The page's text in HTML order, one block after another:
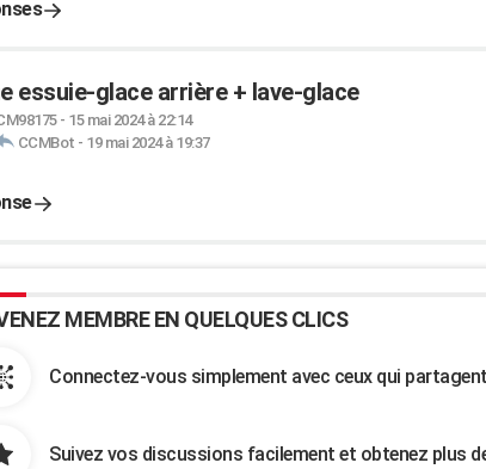
essuie-glace arrière + lave-glace
- 15 mai 2024 à 22:14
CCMBot - 19 mai 2024 à 19:37
MEMBRE EN QUELQUES CLICS
Connectez-vous simplement avec ceux qui
Suivez vos discussions facilement et obtenez plus